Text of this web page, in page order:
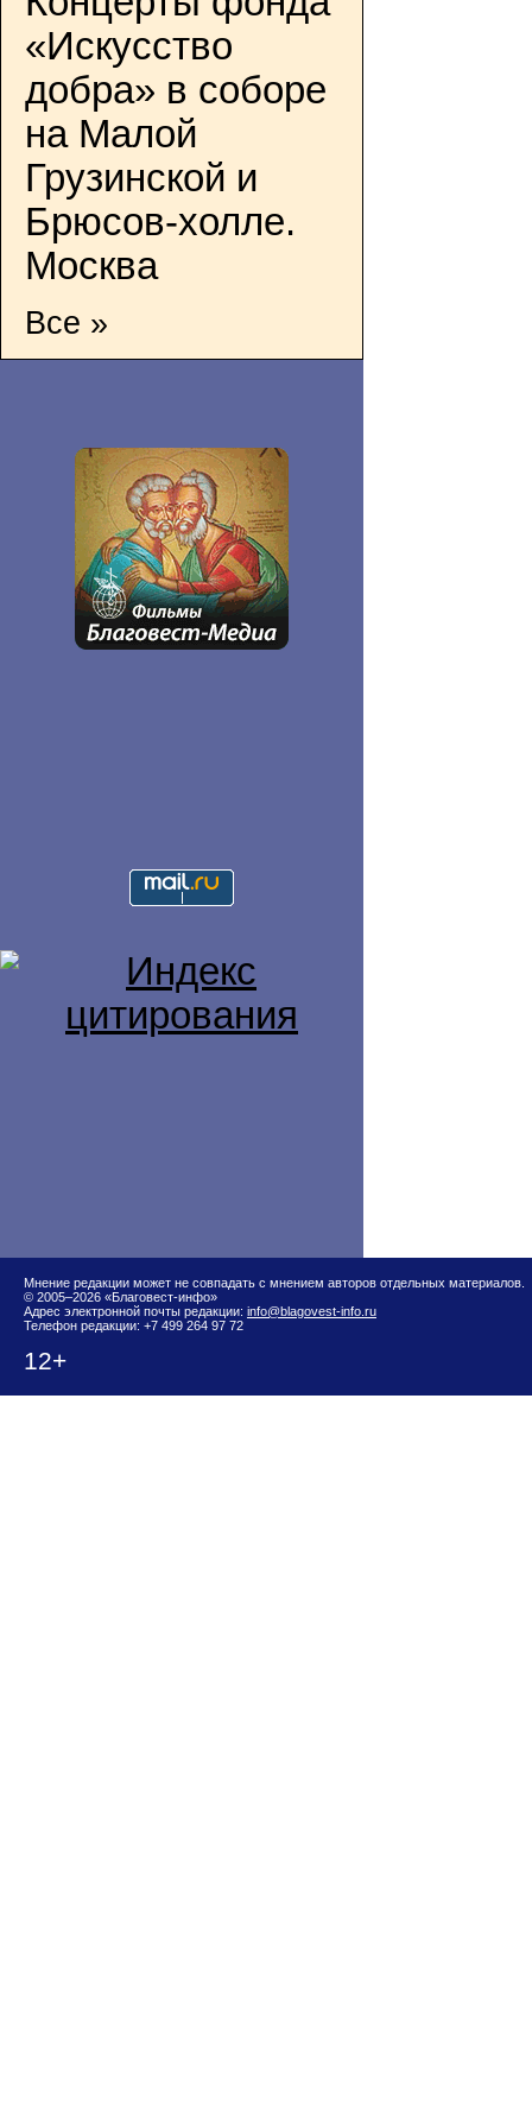
«Искусство
добра» в соборе
на Малой
Грузинской и
Брюсов-холле.
Москва
Все »
Мнение редакции может не совпадать с мнением авторов отдельных материалов.
© 2005–2026 «Благовест-инфо»
Адрес электронной почты редакции: info@blagovest-info.ru
Телефон редакции: +7 499 264 97 72
12+